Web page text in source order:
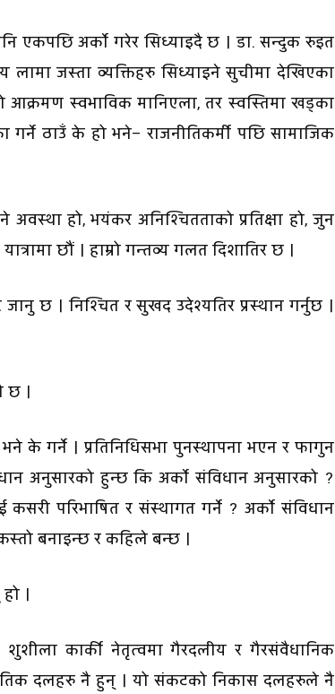
एकपछि अर्काे गरेर सिध्याइदै छ । डा. सन्दुक रुइत
लामा जस्ता व्यक्तिहरु सिध्याइने सुचीमा देखिएका
स्वभाविक मानिएला, तर स्वस्तिमा खड्का
ठाउँ के हो भने– राजनीतिकर्मी पछि सामाजिक
हो, भयंकर अनिश्चितताको प्रतिक्षा हो, जुन
छौं । हाम्रो गन्तव्य गलत दिशातिर छ ।
छ । निश्चित र सुखद उदेश्यतिर प्रस्थान गर्नुछ ।
छ ।
के गर्ने । प्रतिनिधिसभा पुनस्थापना भएन र फागुन
अनुसारको हुन्छ कि अर्काे संविधान अनुसारको ?
परिभाषित र संस्थागत गर्ने ? अर्काे संविधान
बनाइन्छ र कहिले बन्छ ।
।
कार्की नेतृत्वमा गैरदलीय र गैरसंवैधानिक
दलहरु नै हुन् । यो संकटको निकास दलहरुले नै